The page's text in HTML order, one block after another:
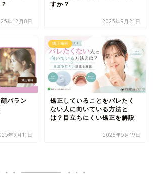
年12月8日
すか？
2023年9月21日
バラン
年9月11日
矯正歯科
矯正していることをバレたく
ない人に向いている方法と
は？目立ちにくい矯正を解説
2026年5月19日